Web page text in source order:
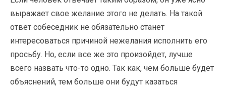
выражает свое желание этого не делать. На такой
ответ собеседник не обязательно станет
интересоваться причиной нежелания исполнить его
просьбу. Но, если все же это произойдет, лучше
всего назвать что-то одно. Так как, чем больше будет
объяснений, тем больше они будут казаться